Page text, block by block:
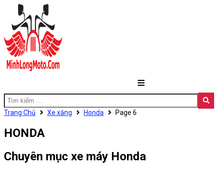
Trang Chủ Xe xăng Honda Page 6
HONDA
Chuyên mục xe máy Honda